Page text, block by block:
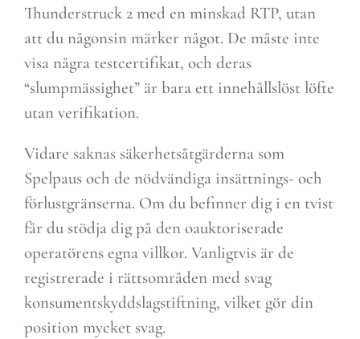
Thunderstruck 2 med en minskad RTP, utan
att du någonsin märker något. De måste inte
visa några testcertifikat, och deras
“slumpmässighet” är bara ett innehållslöst löfte
utan verifikation.
Vidare saknas säkerhetsåtgärderna som
Spelpaus och de nödvändiga insättnings- och
förlustgränserna. Om du befinner dig i en tvist
får du stödja dig på den oauktoriserade
operatörens egna villkor. Vanligtvis är de
registrerade i rättsområden med svag
konsumentskyddslagstiftning, vilket gör din
position mycket svag.